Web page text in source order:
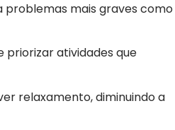
problemas mais graves como
priorizar atividades que
relaxamento, diminuindo a